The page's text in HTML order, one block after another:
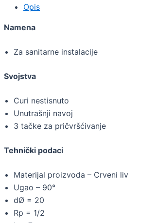
Opis
Namena
Za sanitarne instalacije
Svojstva
Curi nestisnuto
Unutrašnji navoj
3 tačke za pričvršćivanje
Tehnički podaci
Materijal proizvoda – Crveni liv
Ugao – 90°
dØ = 20
Rp = 1/2